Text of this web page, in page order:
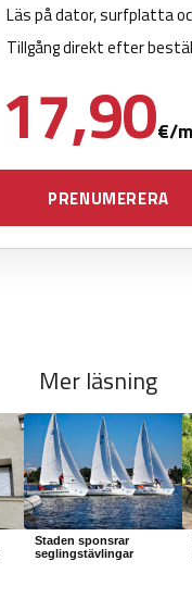
Mer läsning
Staden sponsrar
seglingstävlingar